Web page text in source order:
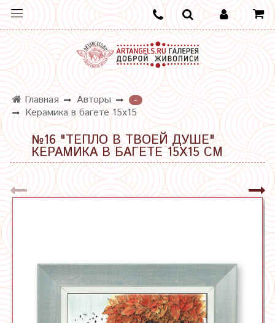
Главная Авторы
-
Керамика в багете 15х15
№16 "ТЕПЛО В ТВОЕЙ ДУШЕ"
КЕРАМИКА В БАГЕТЕ 15Х15 СМ